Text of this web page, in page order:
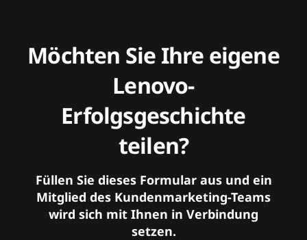
Möchten Sie Ihre eigene
Lenovo-
Erfolgsgeschichte
teilen?
Füllen Sie dieses Formular aus und ein
Mitglied des Kundenmarketing-Teams
wird sich mit Ihnen in Verbindung
setzen.